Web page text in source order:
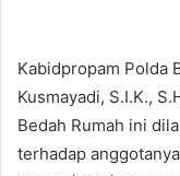
Kabidpropam Polda
Kusmayadi, S.I.K.,
Bedah Rumah ini
terhadap